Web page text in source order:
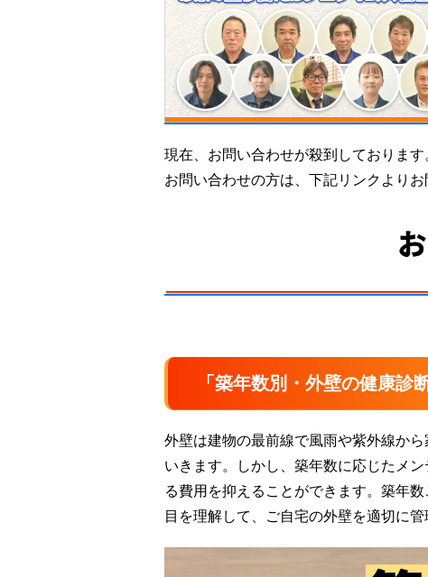
現在、お問い合わせが殺到しております
お問い合わせの方は、下記リンクよりお
「築年数別・外壁の健康診
外壁は建物の最前線で風雨や紫外線か
いきます。しかし、築年数に応じたメ
る費用を抑えることができます。築年
目を理解して、ご自宅の外壁を適切に管